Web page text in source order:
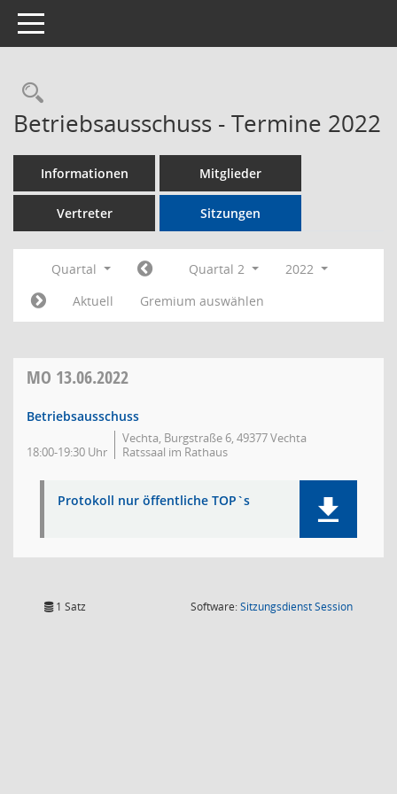
Toggle navigation
Rechercheauswahl
Betriebsausschuss - Termine 2022
Informationen Mitglieder
Vertreter Sitzungen
Quartal Quartal 2
2022
Aktuell
Gremium auswählen
MO 13.06.2022
Betriebsausschuss
18:00-19:30 Uhr
Vechta, Burgstraße 6, 49377 Vechta
Ratssaal im Rathaus
Protokoll nur öffentliche TOP`s
1 Satz Software:SitzungsdienstSession(Wird in